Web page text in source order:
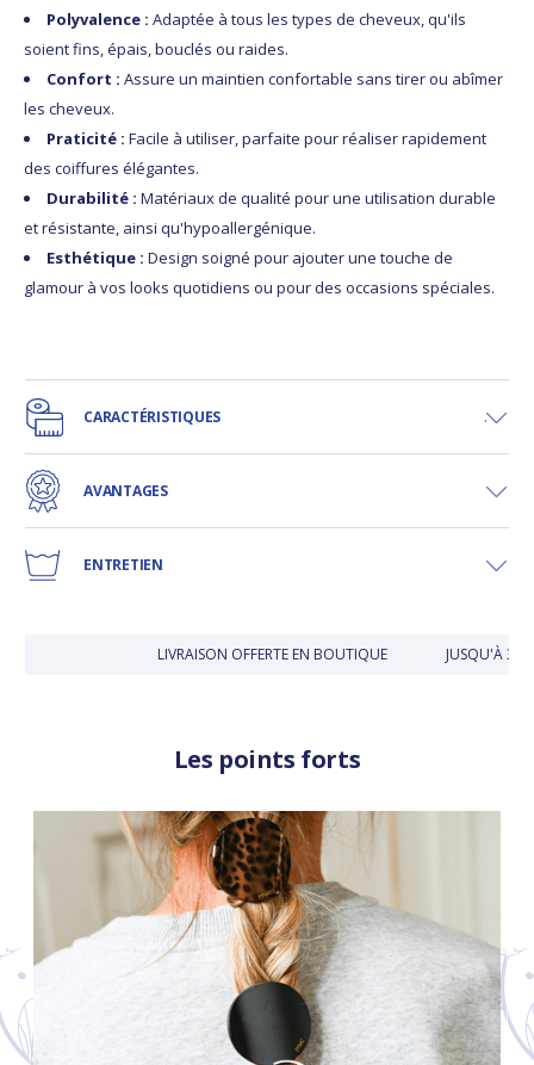
Polyvalence : Adaptée à tous les types de cheveux, qu'ils
soient fins, épais, bouclés ou raides.
Confort : Assure un maintien confortable sans tirer ou abîmer
les cheveux.
Praticité : Facile à utiliser, parfaite pour réaliser rapidement
des coiffures élégantes.
Durabilité : Matériaux de qualité pour une utilisation durable
et résistante, ainsi qu'hypoallergénique.
Esthétique : Design soigné pour ajouter une touche de
glamour à vos looks quotidiens ou pour des occasions spéciales.
CARACTÉRISTIQUES
AVANTAGES
ENTRETIEN
LIVRAISON OFFERTE EN BOUTIQUE JUSQU'À 30
Les points forts